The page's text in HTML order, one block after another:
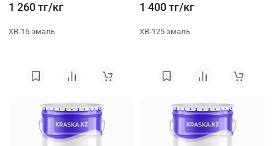
1 260 тг/кг
ХВ-16 эмаль
1 400 тг/кг
ХВ-125 эмаль